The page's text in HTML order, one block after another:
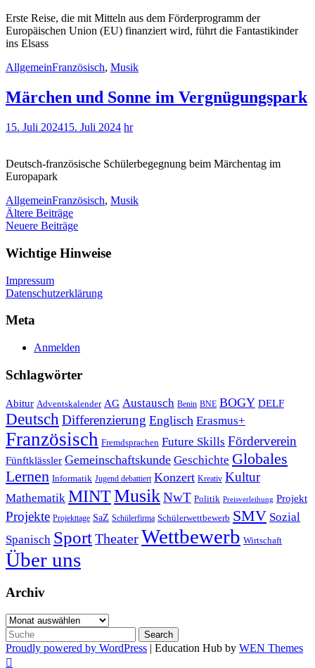
Erste Reise, die mit Mitteln aus dem Förderprogramm der
Europäischen Union (EU) finanziert wird, führt die Fantastikinder
ins Elsass
AllgemeinFranzösisch, Musik
Märchen und Sonne im Vergnügungspark
15. Juli 202415. Juli 2024 hr
Deutsch-französische Schülerbegegnung beim Märchentag im
Europapark
AllgemeinFranzösisch, Musik
Beitragsnavigation
Ältere Beiträge
Neuere Beiträge
Wichtige Hinweise
Impressum
Datenschutzerklärung
Meta
Anmelden
Schlagwörter
Abitur Adventskalender AG Austausch Benin BNE BOGY DELF
DeutschDifferenzierung Englisch Erasmus+
Französisch Fremdsprachen Future Skills Förderverein
Fünftklässler Gemeinschaftskunde Geschichte Globales
Lernen Informatik Jugend debattiert Konzert Kreativ Kultur
Mathematik MINTMusikNwT Politik Preisverleihung Projekt
Projekte Projekttage SaZ Schülerfirma Schülerwettbewerb SMV Sozial
Spanisch SportTheaterWettbewerb Wirtschaft
Über uns
Archiv
Archiv
Search
for:
Proudly powered by WordPress | Education Hub by WEN Themes